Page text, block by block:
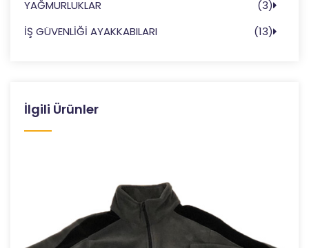
YAĞMURLUKLAR
(3)
İŞ GÜVENLİĞİ AYAKKABILARI
(13)
İlgili Ürünler